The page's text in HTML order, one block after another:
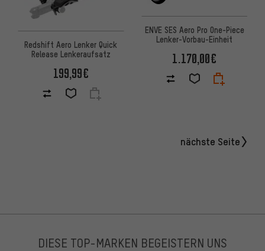
Redshift Aero Lenker Quick
Release Lenkeraufsatz
199,99€
ENVE SES Aero Pro One-Piece
Lenker-Vorbau-Einheit
1.170,00€
nächste Seite
DIESE TOP-MARKEN BEGEISTERN UNS